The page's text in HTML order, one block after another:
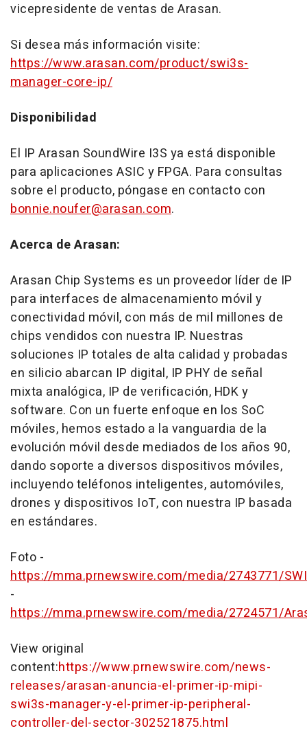
vicepresidente de ventas de Arasan.
Si desea más información visite:
https://www.arasan.com/product/swi3s-
manager-core-ip/
Disponibilidad
El IP Arasan SoundWire I3S ya está disponible
para aplicaciones ASIC y FPGA. Para consultas
sobre el producto, póngase en contacto con
bonnie.noufer@arasan.com.
Acerca de Arasan:
Arasan Chip Systems es un proveedor líder de IP
para interfaces de almacenamiento móvil y
conectividad móvil, con más de mil millones de
chips vendidos con nuestra IP. Nuestras
soluciones IP totales de alta calidad y probadas
en silicio abarcan IP digital, IP PHY de señal
mixta analógica, IP de verificación, HDK y
software. Con un fuerte enfoque en los SoC
móviles, hemos estado a la vanguardia de la
evolución móvil desde mediados de los años 90,
dando soporte a diversos dispositivos móviles,
incluyendo teléfonos inteligentes, automóviles,
drones y dispositivos IoT, con nuestra IP basada
en estándares.
Foto -
https://mma.prnewswire.com/media/2743771/
-
https://mma.prnewswire.com/media/2724571/
View original
content:https://www.prnewswire.com/news-
releases/arasan-anuncia-el-primer-ip-mipi-
swi3s-manager-y-el-primer-ip-peripheral-
controller-del-sector-302521875.html